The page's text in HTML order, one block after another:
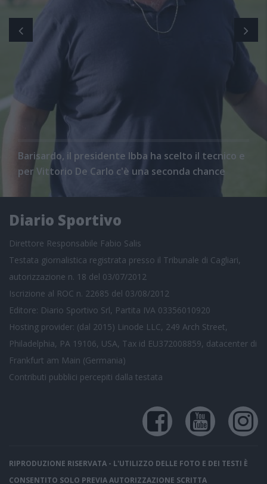
Barisardo, il presidente Ibba ha scelto il tecnico e
per Vittorio De Carlo c'è una seconda chance
Diario Sportivo
Direttore Responsabile Fabio Salis
Testata giornalistica registrata presso il Tribunale di Cagliari,
autorizzazione n. 18 del 03/07/2012
Iscrizione al ROC n. 22685 del 03/08/2012
Editore: Diario Sportivo Srl, Partita IVA 03356010920
Hosting provider: (dal 2015) Linode LLC, 249 Arch Street,
Philadelphia, PA 19106, USA, Tax id EU372008859, datacenter di
Frankfurt am Main (Germania)
Contributi pubblici percepiti dalla testata
RIPRODUZIONE RISERVATA - L'UTILIZZO DELLE FOTO E DEI TESTI È
CONSENTITO SOLO PREVIA AUTORIZZAZIONE SCRITTA